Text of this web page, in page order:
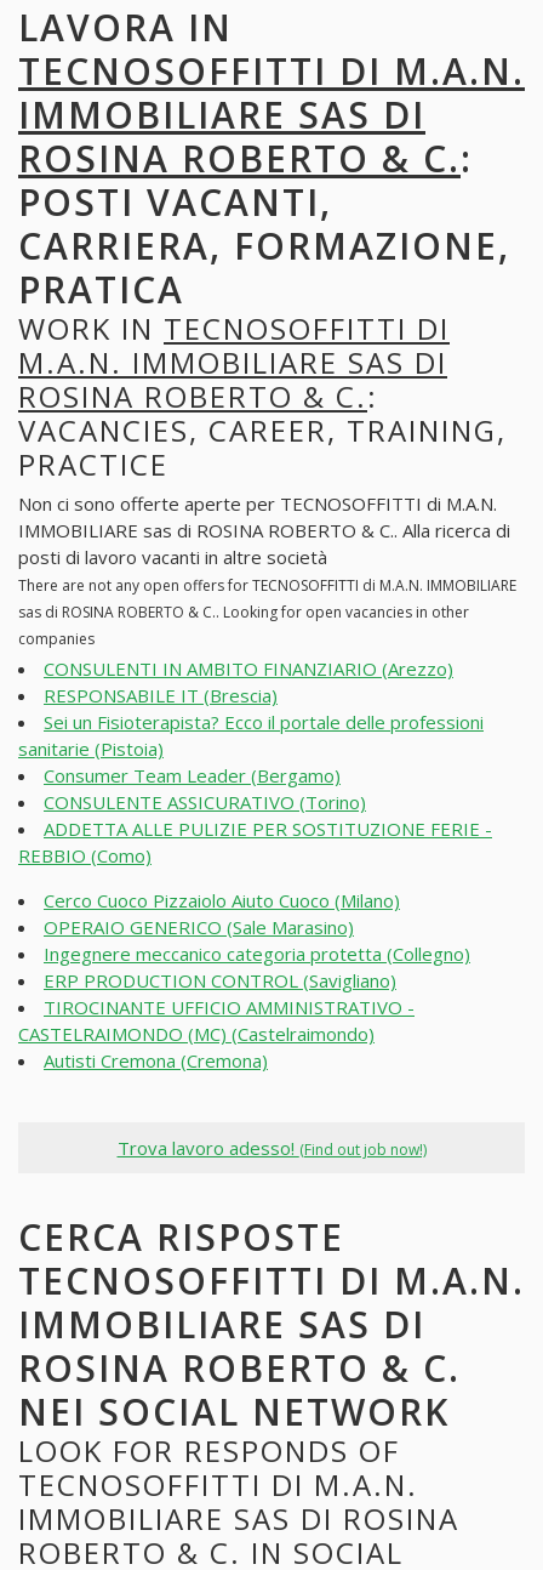
LAVORA IN
TECNOSOFFITTI DI M.A.N.
IMMOBILIARE SAS DI
ROSINA ROBERTO & C.:
POSTI VACANTI,
CARRIERA, FORMAZIONE,
PRATICA
WORK IN TECNOSOFFITTI DI
M.A.N. IMMOBILIARE SAS DI
ROSINA ROBERTO & C.:
VACANCIES, CAREER, TRAINING,
PRACTICE
Non ci sono offerte aperte per TECNOSOFFITTI di M.A.N.
IMMOBILIARE sas di ROSINA ROBERTO & C.. Alla ricerca di
posti di lavoro vacanti in altre società
There are not any open offers for TECNOSOFFITTI di M.A.N. IMMOBILIARE
sas di ROSINA ROBERTO & C.. Looking for open vacancies in other
companies
CONSULENTI IN AMBITO FINANZIARIO (Arezzo)
RESPONSABILE IT (Brescia)
Sei un Fisioterapista? Ecco il portale delle professioni
sanitarie (Pistoia)
Consumer Team Leader (Bergamo)
CONSULENTE ASSICURATIVO (Torino)
ADDETTA ALLE PULIZIE PER SOSTITUZIONE FERIE -
REBBIO (Como)
Cerco Cuoco Pizzaiolo Aiuto Cuoco (Milano)
OPERAIO GENERICO (Sale Marasino)
Ingegnere meccanico categoria protetta (Collegno)
ERP PRODUCTION CONTROL (Savigliano)
TIROCINANTE UFFICIO AMMINISTRATIVO -
CASTELRAIMONDO (MC) (Castelraimondo)
Autisti Cremona (Cremona)
Trova lavoro adesso! (Find out job now!)
CERCA RISPOSTE
TECNOSOFFITTI DI M.A.N.
IMMOBILIARE SAS DI
ROSINA ROBERTO & C.
NEI SOCIAL NETWORK
LOOK FOR RESPONDS OF
TECNOSOFFITTI DI M.A.N.
IMMOBILIARE SAS DI ROSINA
ROBERTO & C. IN SOCIAL